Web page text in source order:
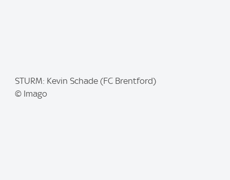
m
STURM: Kevin Schade (FC Brentford)
© Imago